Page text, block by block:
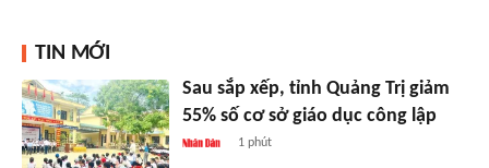
TIN MỚI
Sau sắp xếp, tỉnh Quảng Trị giảm
55% số cơ sở giáo dục công lập
1 phút